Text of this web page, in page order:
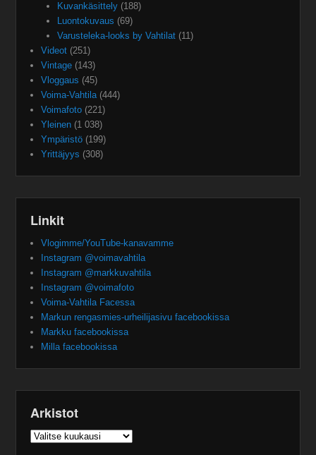
Kuvankäsittely(188)
Luontokuvaus (69)
Varusteleka-looks by Vahtilat(11)
Videot (251)
Vintage (143)
Vloggaus (45)
Voima-Vahtila(444)
Voimafoto (221)
Yleinen (1 038)
Ympäristö (199)
Yrittäjyys (308)
Linkit
Vlogimme/YouTube-kanavamme
Instagram @voimavahtila
Instagram @markkuvahtila
Instagram @voimafoto
Voima-Vahtila Facessa
Markun rengasmies-urheilijasivu facebookissa
Markku facebookissa
Milla facebookissa
Arkistot
Arkistot